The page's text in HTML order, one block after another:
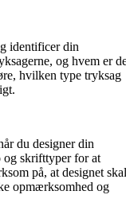
identificer din
og hvem er
hvilken type tryksag
du designer din
og skrifttyper for at
på, at designet skal
opmærksomhed og